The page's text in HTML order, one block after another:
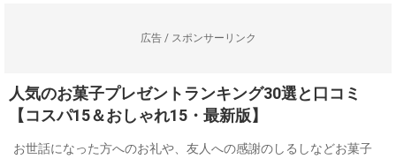
広告 / スポンサーリンク
人気のお菓子プレゼントランキング30選と口コミ
【コスパ15＆おしゃれ15・最新版】
お世話になった方へのお礼や、友人への感謝のしるしなどお菓子